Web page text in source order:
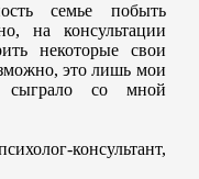
семье побыть
на консультации
некоторые свои
это лишь мои
сыграло со мной
консультант,